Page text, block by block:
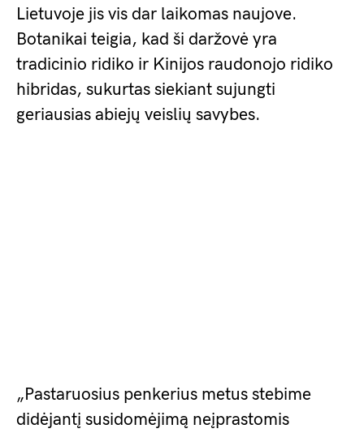
Lietuvoje jis vis dar laikomas naujove.
Botanikai teigia, kad ši daržovė yra
tradicinio ridiko ir Kinijos raudonojo ridiko
hibridas, sukurtas siekiant sujungti
geriausias abiejų veislių savybes.
„Pastaruosius penkerius metus stebime
didėjantį susidomėjimą neįprastomis